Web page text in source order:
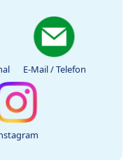
E-Mail / Telefon